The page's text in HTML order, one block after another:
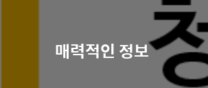
매력적인 정보